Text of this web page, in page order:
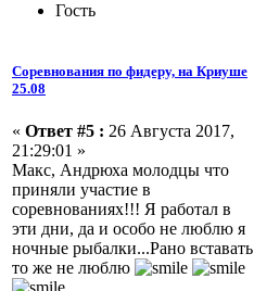
Гость
Соревнования по фидеру, на Криуше
25.08
« Ответ #5 : 26 Августа 2017,
21:29:01 »
Макс, Андрюха молодцы что
приняли участие в
соревнованиях!!! Я работал в
эти дни, да и особо не люблю я
ночные рыбалки...Рано вставать
то же не люблю